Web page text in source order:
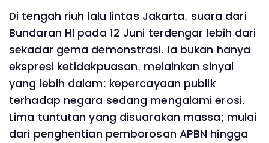
Di tengah riuh lalu lintas Jakarta, suara dari
Bundaran HI pada 12 Juni terdengar lebih dari
sekadar gema demonstrasi. Ia bukan hanya
ekspresi ketidakpuasan, melainkan sinyal
yang lebih dalam: kepercayaan publik
terhadap negara sedang mengalami erosi.
Lima tuntutan yang disuarakan massa; mulai
dari penghentian pemborosan APBN hingga